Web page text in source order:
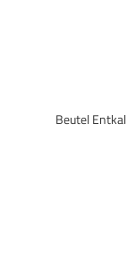
Beutel